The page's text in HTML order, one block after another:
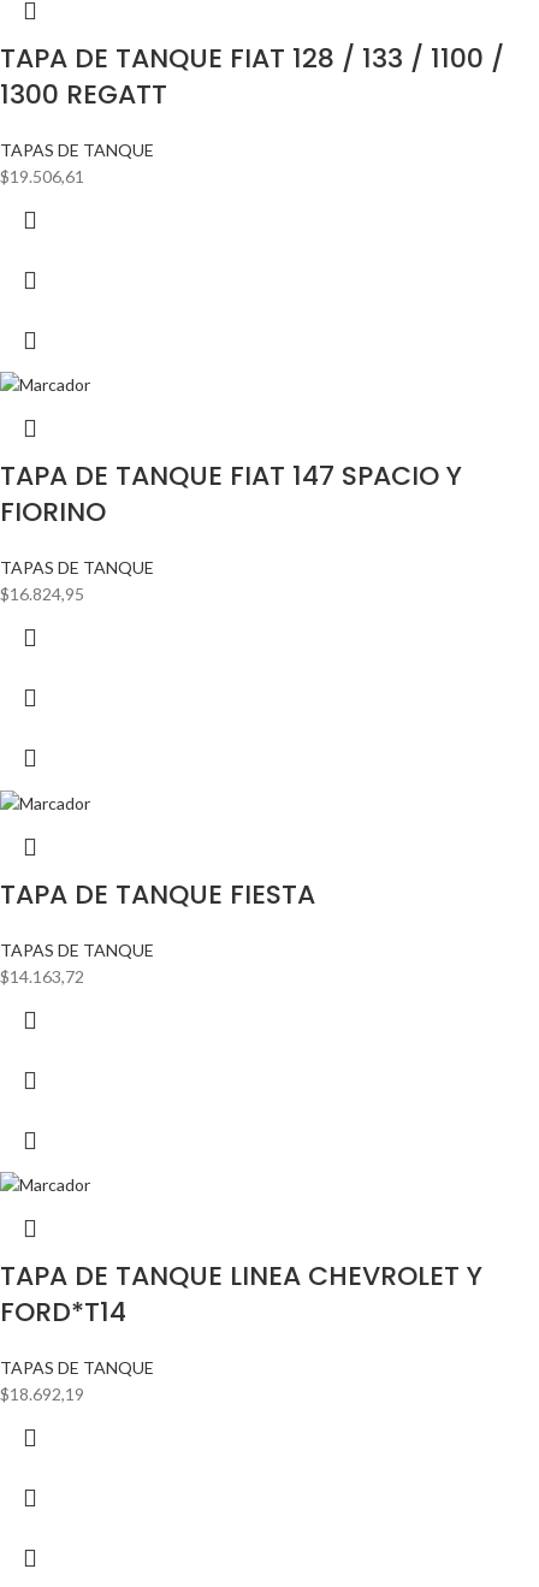
TAPA DE TANQUE FIAT 128 / 133 / 1100 /
1300 REGATT
TAPAS DE TANQUE
$19.506,61
TAPA DE TANQUE FIAT 147 SPACIO Y
FIORINO
TAPAS DE TANQUE
$16.824,95
TAPA DE TANQUE FIESTA
TAPAS DE TANQUE
$14.163,72
TAPA DE TANQUE LINEA CHEVROLET Y
FORD*T14
TAPAS DE TANQUE
$18.692,19